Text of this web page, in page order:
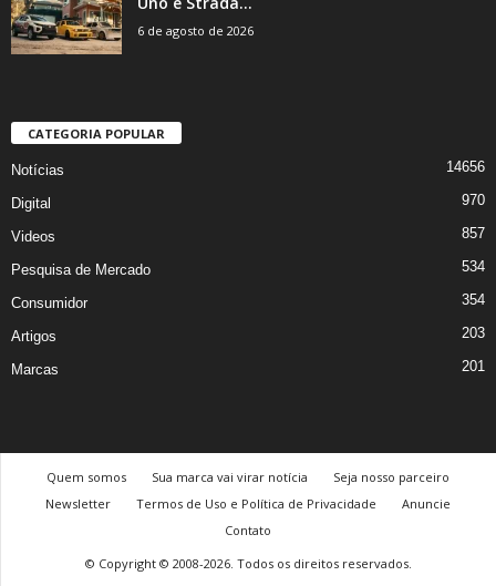
6 de agosto de 2026
CATEGORIA POPULAR
Notícias 14656
Digital 970
Videos 857
Pesquisa de Mercado 534
Consumidor 354
Artigos 203
Marcas 201
Quem somos Sua marca vai virar notícia
Seja nosso parceiro
Newsletter
Termos de Uso e Política de Privacidade
Anuncie
Contato
© Copyright © 2008-2026. Todos os direitos reservados.